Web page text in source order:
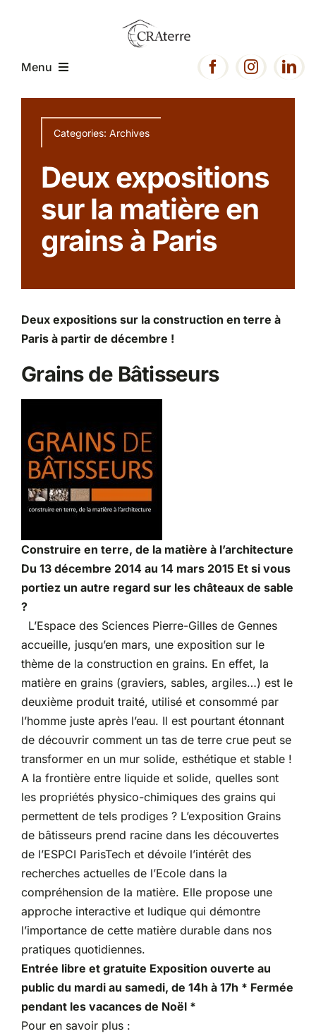
Menu
Accueil
Présentation
Expertise
Projets
Partenariats
Categories: Archives
Deux expositions
sur la matière en
grains à Paris
Deux expositions sur la construction en terre à
Paris à partir de décembre !
Grains de Bâtisseurs
Construire en terre, de la matière à l’architecture
Du 13 décembre 2014 au 14 mars 2015 Et si vous
portiez un autre regard sur les châteaux de sable
?
L’Espace des Sciences Pierre-Gilles de Gennes
accueille, jusqu’en mars, une exposition sur le
thème de la construction en grains. En effet, la
matière en grains (graviers, sables, argiles…) est le
deuxième produit traité, utilisé et consommé par
l’homme juste après l’eau. Il est pourtant étonnant
de découvrir comment un tas de terre crue peut se
transformer en un mur solide, esthétique et stable !
A la frontière entre liquide et solide, quelles sont
les propriétés physico-chimiques des grains qui
permettent de tels prodiges ? L’exposition Grains
de bâtisseurs prend racine dans les découvertes
de l’ESPCI ParisTech et dévoile l’intérêt des
recherches actuelles de l’Ecole dans la
compréhension de la matière. Elle propose une
approche interactive et ludique qui démontre
l’importance de cette matière durable dans nos
pratiques quotidiennes.
Entrée libre et gratuite Exposition ouverte au
public du mardi au samedi, de 14h à 17h * Fermée
pendant les vacances de Noël *
Pour en savoir plus :